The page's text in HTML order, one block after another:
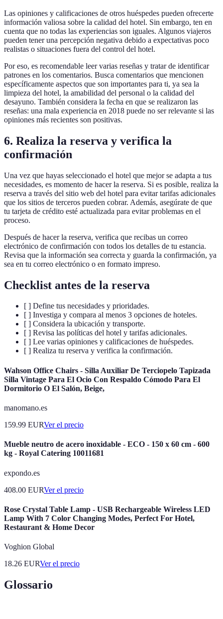
Las opiniones y calificaciones de otros huéspedes pueden ofrecerte
información valiosa sobre la calidad del hotel. Sin embargo, ten en
cuenta que no todas las experiencias son iguales. Algunos viajeros
pueden tener una percepción negativa debido a expectativas poco
realistas o situaciones fuera del control del hotel.
Por eso, es recomendable leer varias reseñas y tratar de identificar
patrones en los comentarios. Busca comentarios que mencionen
específicamente aspectos que son importantes para ti, ya sea la
limpieza del hotel, la amabilidad del personal o la calidad del
desayuno. También considera la fecha en que se realizaron las
reseñas: una mala experiencia en 2018 puede no ser relevante si las
opiniones más recientes son positivas.
6. Realiza la reserva y verifica la
confirmación
Una vez que hayas seleccionado el hotel que mejor se adapta a tus
necesidades, es momento de hacer la reserva. Si es posible, realiza la
reserva a través del sitio web del hotel para evitar tarifas adicionales
que los sitios de terceros pueden cobrar. Además, asegúrate de que
tu tarjeta de crédito esté actualizada para evitar problemas en el
proceso.
Después de hacer la reserva, verifica que recibas un correo
electrónico de confirmación con todos los detalles de tu estancia.
Revisa que la información sea correcta y guarda la confirmación, ya
sea en tu correo electrónico o en formato impreso.
Checklist antes de la reserva
[ ] Define tus necesidades y prioridades.
[ ] Investiga y compara al menos 3 opciones de hoteles.
[ ] Considera la ubicación y transporte.
[ ] Revisa las políticas del hotel y tarifas adicionales.
[ ] Lee varias opiniones y calificaciones de huéspedes.
[ ] Realiza tu reserva y verifica la confirmación.
Wahson Office Chairs - Silla Auxiliar De Terciopelo Tapizada
Silla Vintage Para El Ocio Con Respaldo Cómodo Para El
Dormitorio O El Salón, Beige,
manomano.es
159.99 EURVer el precio
Mueble neutro de acero inoxidable - ECO - 150 x 60 cm - 600
kg - Royal Catering 10011681
expondo.es
408.00 EURVer el precio
Rose Crystal Table Lamp - USB Rechargeable Wireless LED
Lamp With 7 Color Changing Modes, Perfect For Hotel,
Restaurant & Home Decor
Voghion Global
18.26 EURVer el precio
Glossario